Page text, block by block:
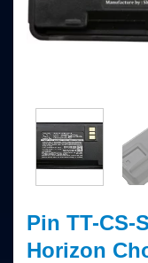
Pin TT-CS-
Horizon